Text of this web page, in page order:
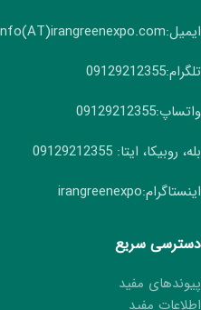
ایمیل:info(AT)irangreenexpo.com
تلگرام:09129212355
واتساپ:09129212355
بله، روبیکا، ایتا: 09129212355
اینستاگرام:irangreenexpo
دسترسی سریع
پیوندهای مفید